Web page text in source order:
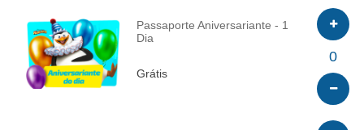
INFO
Passaporte Aniversariante - 1
Dia
Grátis
0